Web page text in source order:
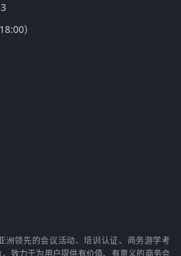
）
洲领先的会议活动、培训认证、商务游学考
致力于为用户提供有价值、有意义的商务会